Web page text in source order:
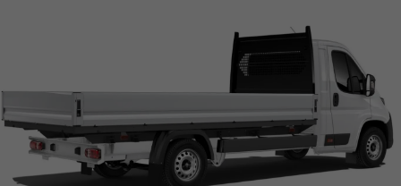
und
Gebrauchtwagen
zu
Top-